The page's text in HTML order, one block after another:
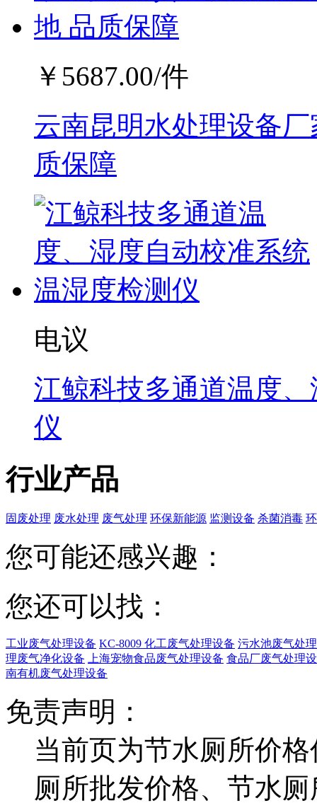
￥ 5687.00/件
云南昆明水处理设备
质保障
电议
江鲸科技多通道温度
仪
行业产品
固废处理 废水处理 废气处理 环保新能源 监测设备 杀菌消毒
您可能还感兴趣：
您还可以找：
工业废气处理设备 KC-8009 化工废气处理设备 污水池废气处
理废气净化设备
上海宠物食品废气处理设备 食品厂废气处理
南有机废气处理设备
免责声明：
当前页为节水厕所价
厕所批发价格、节水